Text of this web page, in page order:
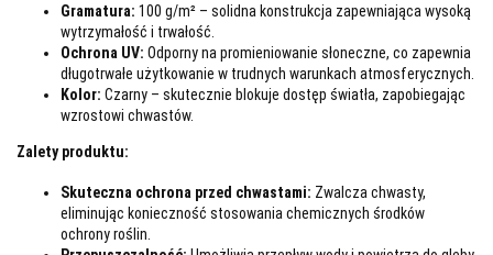
Gramatura: 100 g/m² – solidna konstrukcja zapewniająca wysoką
wytrzymałość i trwałość.
Ochrona UV: Odporny na promieniowanie słoneczne, co zapewnia
długotrwałe użytkowanie w trudnych warunkach atmosferycznych.
Kolor: Czarny – skutecznie blokuje dostęp światła, zapobiegając
wzrostowi chwastów.
Zalety produktu:
Skuteczna ochrona przed chwastami: Zwalcza chwasty,
eliminując konieczność stosowania chemicznych środków
ochrony roślin.